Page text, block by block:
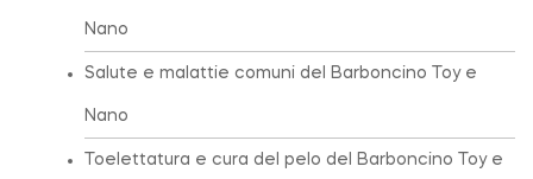
Nano
Salute e malattie comuni del Barboncino Toy e
Nano
Toelettatura e cura del pelo del Barboncino Toy e